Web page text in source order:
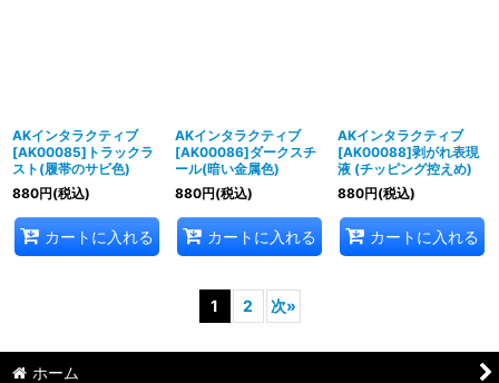
AKインタラクティブ
[AK00085]トラックラ
スト(履帯のサビ色)
880円(税込)
カートに入れる
AKインタラクティブ
[AK00086]ダークスチ
ール(暗い金属色)
880円(税込)
カートに入れる
AKインタラクティブ
[AK00088]剥がれ表現
液 (チッピング控えめ)
880円(税込)
カートに入れる
1 2 次»
ホーム